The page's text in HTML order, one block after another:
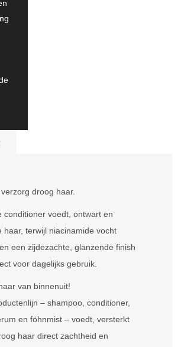
droog haar.
conditioner voedt, ontwart en
haar, terwijl niacinamide vocht
een zijdezachte, glanzende finish
voor dagelijks gebruik.
van binnenuit!
– shampoo, conditioner,
en föhnmist – voedt, versterkt
haar direct zachtheid en